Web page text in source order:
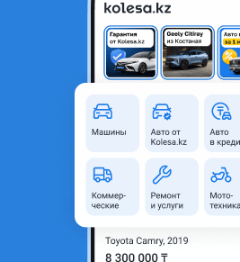
Двери передние задние HYUNDAI/KIA
Новая
Оригинальность
Возможна рассрочка или